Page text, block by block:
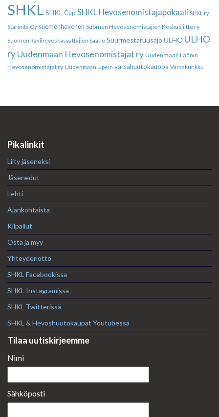
SHKL SHKL Cup SHKL Hevosenomistajapokaali SHKL ry
Starinita Oy suomenhevonen Suomen Hevosenomistajien Keskusliitto ry
Suomen Ravihevoskasvattajien Säätiö Suurmestaruusajo ULHO ULHO
ryUudenmaan Hevosenomistajat ry Uudenmaan Läänin
Hevosenomistajat ry Uudenmaan Upein varsahuutokauppa Varsakunkku
Pikalinkit
Liity jäseneksi
Jäsenedut
Lehti
Ajankohtaista
Kilpailut
Osta ja myy
Yhteydenotto
SHKL Facebookissa
SHKL Instagramissa
SHKL Twitterissä
SHKL & Hevoshuutokaupat Youtubessa
Tilaa uutiskirjeemme
Nimi
Sähköposti